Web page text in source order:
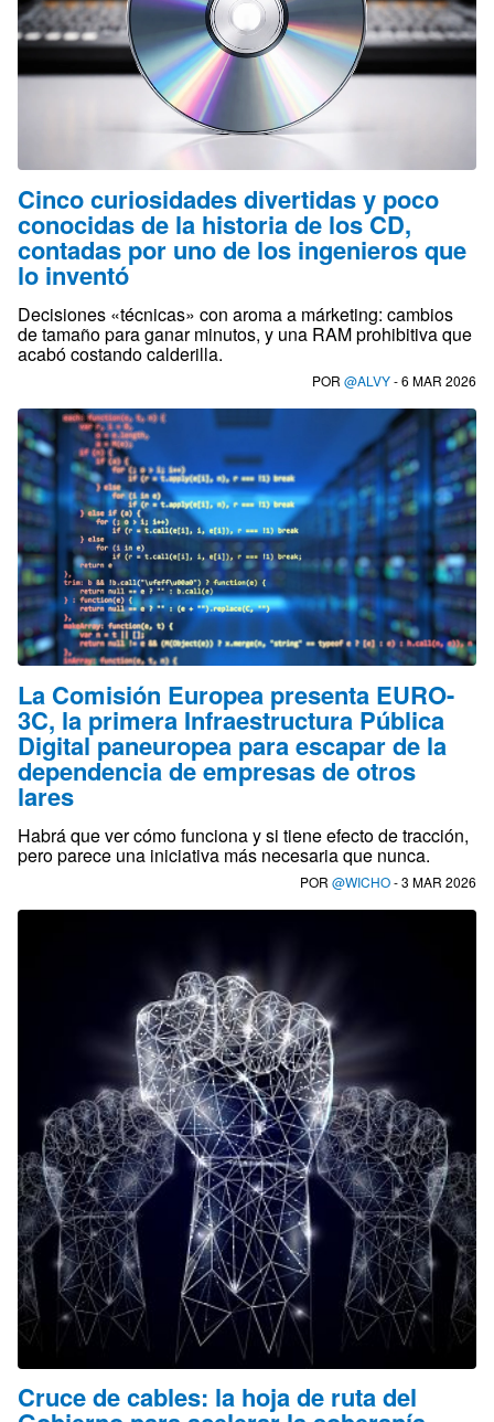
Cinco curiosidades divertidas y poco
conocidas de la historia de los CD,
contadas por uno de los ingenieros que
lo inventó
Decisiones «técnicas» con aroma a márketing: cambios
de tamaño para ganar minutos, y una RAM prohibitiva que
acabó costando calderilla.
POR @ALVY- 6 MAR 2026
La Comisión Europea presenta EURO-
3C, la primera Infraestructura Pública
Digital paneuropea para escapar de la
dependencia de empresas de otros
lares
Habrá que ver cómo funciona y si tiene efecto de tracción,
pero parece una iniciativa más necesaria que nunca.
POR @WICHO- 3 MAR 2026
Cruce de cables: la hoja de ruta del